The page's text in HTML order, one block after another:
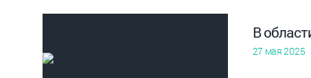
В
27 мая 2025